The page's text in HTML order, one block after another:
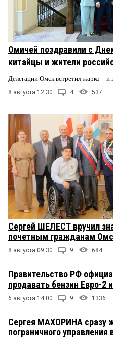
Омичей поздравили с
китайцы и жители
Делегации Омск встретил жарко –
8 августа 12:30 4 537
Сергей ШЕЛЕСТ вручил
почетным гражданам
8 августа 09:30 9 684
Правительство РФ
продавать бензин Евро-2
6 августа 14:00 9 1336
Сергея МАХОРИНА сразу
пограничного управления